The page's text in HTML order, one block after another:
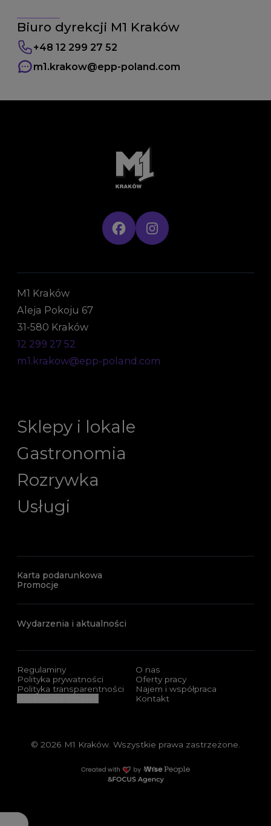
Biuro dyrekcji M1 Kraków
+48 12 299 27 52
m1.krakow@epp-poland.com
M1 Kraków
Aleja Pokoju 67
31-580 Kraków
12 299 27 52
m1.krakow@epp-poland.com
Sklepy i lokale
Gastronomia
Rozrywka
Usługi
Karta podarunkowa
Promocje
Wydarzenia i aktualności
Regulaminy
Polityka prywatności
Polityka transparentności
O nas
Oferty pracy
Najem i współpraca
Kontakt
© 2026 M1 Kraków. Wszystkie prawa zastrzeżone.